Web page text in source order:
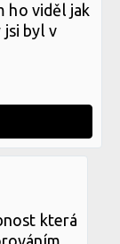
ho viděl jak
jsi byl v
která